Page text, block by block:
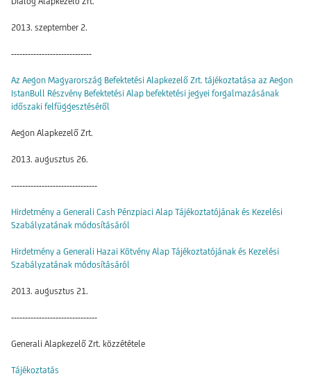
2013. szeptember 2.
-----------------------------
Az Aegon Magyarország Befektetési Alapkezelő Zrt. tájékoztatása az Aegon
IstanBull Részvény Befektetési Alap befektetési jegyei forgalmazásának
időszaki felfüggesztéséről
Aegon Alapkezelő Zrt.
2013. augusztus 26.
-------------------------------
Hirdetmény a Generali Cash Pénzpiaci Alap Tájékoztatójának és Kezelési
Szabályzatának módosításáról
Hirdetmény a Generali Hazai Kötvény Alap Tájékoztatójának és Kezelési
Szabályzatának módosításáról
2013. augusztus 21.
-------------------------------
Generali Alapkezelő Zrt. közzététele
Tájékoztatás